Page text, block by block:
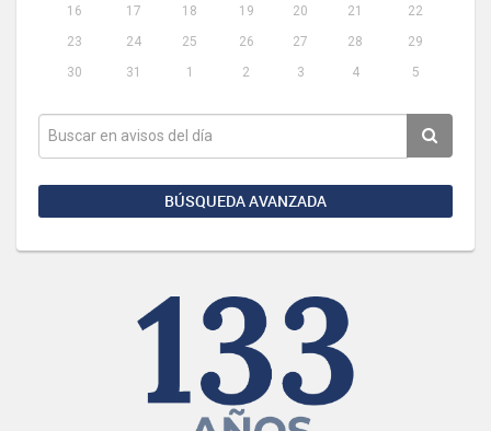
16
17 18 19 20 21
22
23
24 25 26 27 28
29
30
31 1 2 3 4 5
BÚSQUEDA AVANZADA